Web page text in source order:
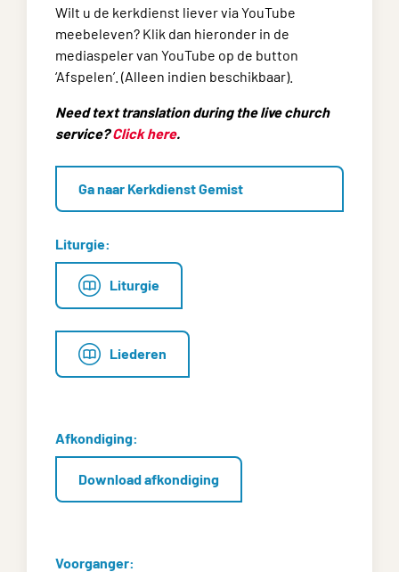
Wilt u de kerkdienst liever via YouTube
meebeleven? Klik dan hieronder in de
mediaspeler van YouTube op de button
‘Afspelen’. (Alleen indien beschikbaar).
Need text translation during the live church
service?Click here.
Ga naar Kerkdienst Gemist
Liturgie:
Liturgie
Liederen
Afkondiging:
Download afkondiging
Voorganger: